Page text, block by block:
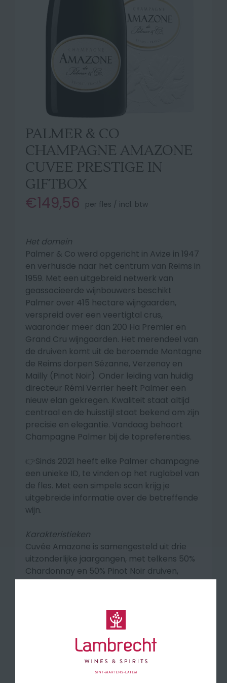
PALMER & CO
CHAMPAGNE AMAZONE
CUVEE PRESTIGE IN
GIFTBOX
€149,56 per fles / incl. btw
Het domein
Palmer & Co werd opgericht in Avize in 1947
en verhuisde naar het centrum van Reims in
1959. Met een uitgebreid netwerk van
geassocieerde wijnbouwers beschikt
Palmer over 415 hectare wijngaarden,
verspreid over een veertigtal crus,
waaronder meer dan 200 Ha Premier en
Grand Cru wijngaarden. Het merendeel van
de druiven komt uit de beroemde Montagne
de Reims dorpen Sézanne, Verzenay en
Mailly (Pinot Noir). Onder leiding van huidig
directeur Rémi Verrier heeft Palmer een
nieuw elan gekregen. Kwaliteit staat altijd
centraal en de huisstijl staat bekend om zijn
precisie en elegantie. Vandaag behoort
Champagne Palmer bij de topreferenties.
👉Sinds 2021 heeft elke Palmer champagne
een unieke ID, te vinden op het ruglabel van
de fles. Met een simpele scan krijg je
uitgebreide informatie over de betreffende
wijn.
Karakteristieken
Cuvée Amazone is samengesteld uit drie
uitzonderlijke jaargangen, met telkens 50%
Chardonnay en 50% Pinot Noir druiven,
uitsluitend afkomstig uit de Grand en
de Reims. Daarnaast wordt 18% Chardonnay
wijn toegevoegd, gemiddeld 30 jaar oud en
gerijpt volgens het solera-systeem. Na
assemblage rijpt de wijn meer dan tien jaar